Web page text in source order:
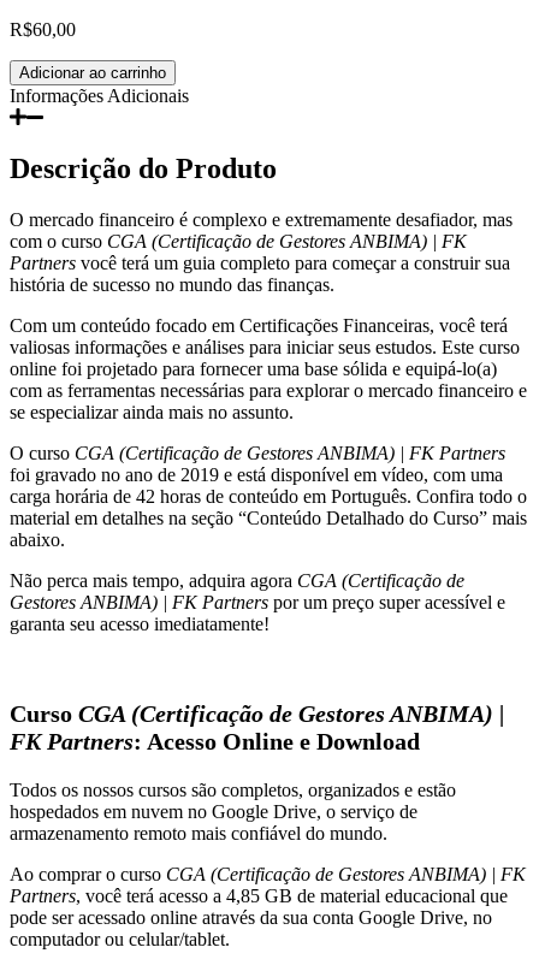
R$60,00
CGA
(Certificação
de
ANBIMA)
|
Partners
quantidade
Adicionar ao carrinho
Informações Adicionais
Descrição do Produto
O mercado financeiro é complexo e extremamente desafiador, mas
com o curso CGA (Certificação de Gestores ANBIMA) | FK
Partners você terá um guia completo para começar a construir sua
história de sucesso no mundo das finanças.
Com um conteúdo focado em Certificações Financeiras, você terá
valiosas informações e análises para iniciar seus estudos. Este curso
online foi projetado para fornecer uma base sólida e equipá-lo(a)
com as ferramentas necessárias para explorar o mercado financeiro e
se especializar ainda mais no assunto.
O curso CGA (Certificação de Gestores ANBIMA) | FK Partners
foi gravado no ano de 2019 e está disponível em vídeo, com uma
carga horária de 42 horas de conteúdo em Português. Confira todo o
material em detalhes na seção “Conteúdo Detalhado do Curso” mais
abaixo.
Não perca mais tempo, adquira agora CGA (Certificação de
Gestores ANBIMA) | FK Partners por um preço super acessível e
garanta seu acesso imediatamente!
Curso CGA (Certificação de Gestores ANBIMA) |
FK Partners: Acesso Online e Download
Todos os nossos cursos são completos, organizados e estão
hospedados em nuvem no Google Drive, o serviço de
armazenamento remoto mais confiável do mundo.
Ao comprar o curso CGA (Certificação de Gestores ANBIMA) | FK
Partners, você terá acesso a 4,85 GB de material educacional que
pode ser acessado online através da sua conta Google Drive, no
computador ou celular/tablet.